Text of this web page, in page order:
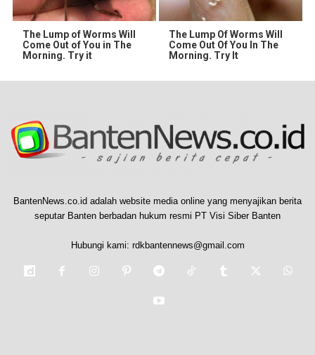
The Lump of Worms Will
Come Out of You in The
Morning. Try it
The Lump Of Worms Will
Come Out Of You In The
Morning. Try It
BantenNews.co.id adalah website media online yang menyajikan berita
seputar Banten berbadan hukum resmi PT Visi Siber Banten
Hubungi kami: rdkbantennews@gmail.com